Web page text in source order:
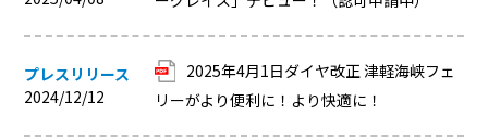
プレスリリース
2024/12/12
2025年4月1日ダイヤ改正 津軽海峡フェ
リーがより便利に！より快適に！